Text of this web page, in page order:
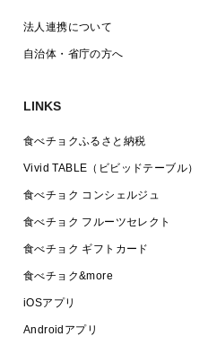
法人連携について
自治体・省庁の方へ
LINKS
食べチョクふるさと納税
Vivid TABLE（ビビッドテーブル）
食べチョク コンシェルジュ
食べチョク フルーツセレクト
食べチョク ギフトカード
食べチョク&more
iOSアプリ
Androidアプリ